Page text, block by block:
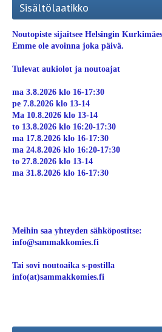
Sisältölaatikko
Noutopiste sijaitsee Helsingin
Emme ole avoinna joka päivä.
Tulevat aukiolot ja noutoajat
ma 3.8.2026 klo 16-17:30
pe 7.8.2026 klo 13-14
Ma 10.8.2026 klo 13-14
to 13.8.2026 klo 16:20-17:30
ma 17.8.2026 klo 16-17:30
ma 24.8.2026 klo 16:20-17:30
to 27.8.2026 klo 13-14
ma 31.8.2026 klo 16-17:30
Meihin saa yhteyden sähköpostitse:
info@sammakkomies.fi
Tai sovi noutoaika s-postilla
info(at)sammakkomies.fi